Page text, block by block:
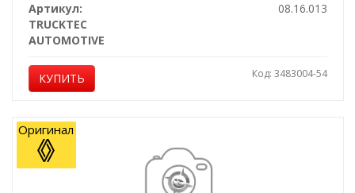
Артикул:
08.16.013
TRUCKTEC
AUTOMOTIVE
КУПИТЬ Код: 3483004-54
Оригинал